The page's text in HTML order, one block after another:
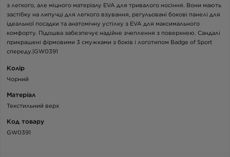
з легкого, але міцного матеріалу EVA для тривалого носіння. Вони мають
застібку на липучці для легкого взування, регульовані бокові панелі для
ідеальної посадки та анатомічну устілку з EVA для максимального
комфорту. Підошва забезпечує надійне зчеплення з поверхнею. Сандалі
прикрашені фірмовими 3 смужками з боків і логотипом Badge of Sport
спереду.|GW0391
Колір
Чорний
Матеріал
Текстильний верх
Код товару
GW0391